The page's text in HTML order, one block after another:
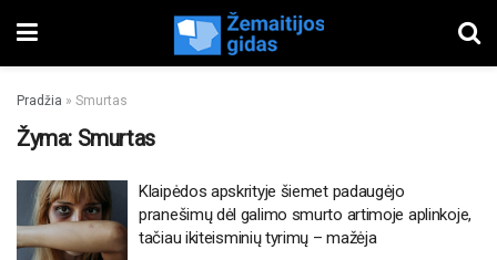
Pradžia » Smurtas
Žyma: Smurtas
Klaipėdos apskrityje šiemet padaugėjo
pranešimų dėl galimo smurto artimoje aplinkoje,
tačiau ikiteisminių tyrimų – mažėja